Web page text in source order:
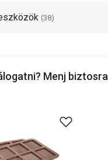
(38)
Menj biztosra